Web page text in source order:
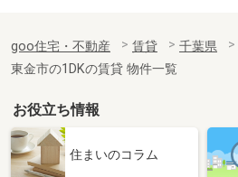
goo住宅・不動産 賃貸 千葉県
東金市の1DKの賃貸 物件一覧
お役立ち情報
住まいのコラム